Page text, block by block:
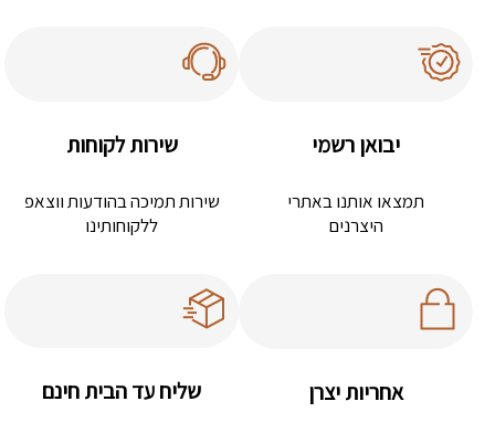
יבואן רשמי
תמצאו אותנו באתרי
היצרנים
שירות לקוחות
שירות תמיכה בהודעות ווצאפ
ללקוחותינו
אחריות יצרן שליח עד הבית חינם